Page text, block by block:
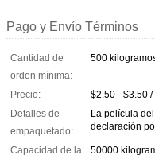
Pago y Envío Términos
Cantidad de
orden mínima:
500
Precio:
$2.50 - $3.50
Detalles de
empaquetado:
La película
declaración
Capacidad de la
50000